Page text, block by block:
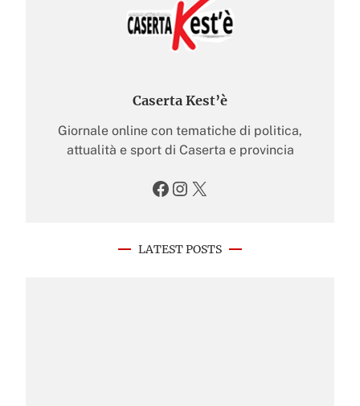
Caserta Kest’è
Giornale online con tematiche di politica,
attualità e sport di Caserta e provincia
Facebook Instagram X
LATEST POSTS